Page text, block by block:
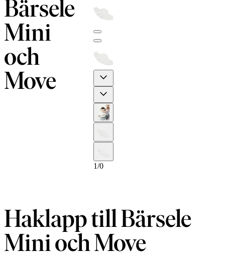
Bärsele
Mini
och
Move
1/0
Haklapp till Bärsele
Mini och Move